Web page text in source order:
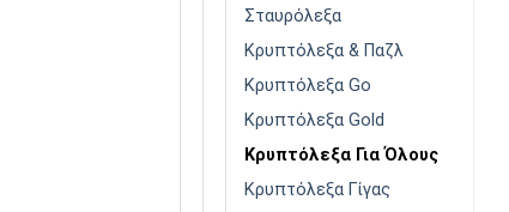
Σταυρόλεξα
Κρυπτόλεξα & Παζλ
Κρυπτόλεξα Go
Κρυπτόλεξα Gold
Κρυπτόλεξα Για Όλους
Κρυπτόλεξα Γίγας